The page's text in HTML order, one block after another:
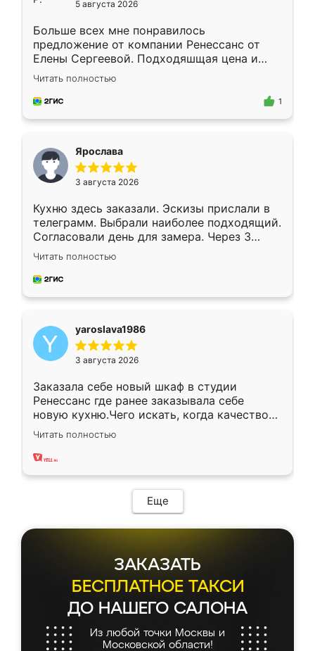
5 августа 2026
Больше всех мне понравилось
предложение от компании Ренессанс от
Елены Сергеевой. Подходяшщая цена и
короткие сроки изготовления. Приехавший
для замера сотрудник Владислав
предложил по моему эскизу самый
Читать полностью
1
Ярослава
3 августа 2026
Кухню здесь заказали. Эскизы прислали в
телеграмм. Выбрали наиболее подходящий.
Согласовали день для замера. Через 3
недели кухня была уже готова. Остались
довольны работой. Спасибо Ренессанс
мебель за качественную работу!
Читать полностью
yaroslava1986
3 августа 2026
Заказала себе новый шкаф в студии
Ренессанс где ранее заказывала себе
новую кухню.Чего искать, когда качеством
вполне довольна. Служит кухня уже почти
два года, нареканий нет.
Читать полностью
Еще
ЗАКАЗАТЬ
БЕСПЛАТНОЕ ТАКСИ
ДО НАШЕГО САЛОНА
Из любой точки Москвы и
Московской области!